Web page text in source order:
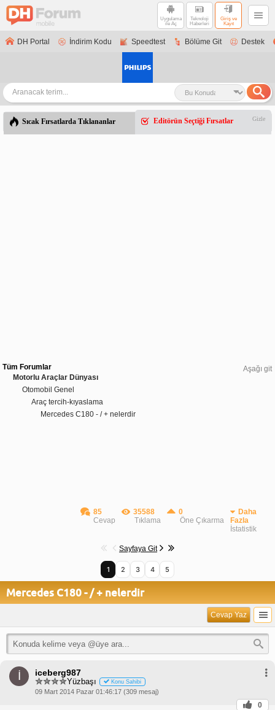
Uygulama
ile Aç
Teknoloji
Haberleri
Giriş ve
Kayıt
DH Portal İndirim Kodu Speedtest Bölüme Git Destek
Sıcak Fırsatlarda Tıklananlar Editörün Seçtiği Fırsatlar Gizle
Aşağı git
Tüm Forumlar
Motorlu Araçlar Dünyası
Otomobil Genel
Araç tercih-kıyaslama
Mercedes C180 - / + nelerdir
85
Cevap
35588
Tıklama
0
Öne Çıkarma
Daha
Fazla
İstatistik
Sayfaya Git
1 2 3 4 5
Mercedes C180 - / + nelerdir
Cevap Yaz
İ iceberg987
Yüzbaşı Konu Sahibi
09 Mart 2014 Pazar 01:46:17 (309 mesaj)
0